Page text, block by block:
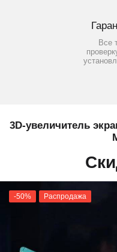
Все
3D-увеличитель
-50% Распродажа